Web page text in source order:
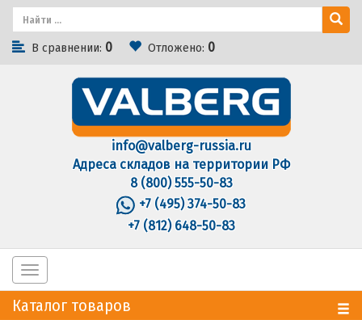
В сравнении: 0 Отложено: 0
info@valberg-russia.ru
Адреса складов на территории РФ
8 (800) 555-50-83
+7 (495) 374-50-83
+7 (812) 648-50-83
Toggle
navigation
Каталог товаров